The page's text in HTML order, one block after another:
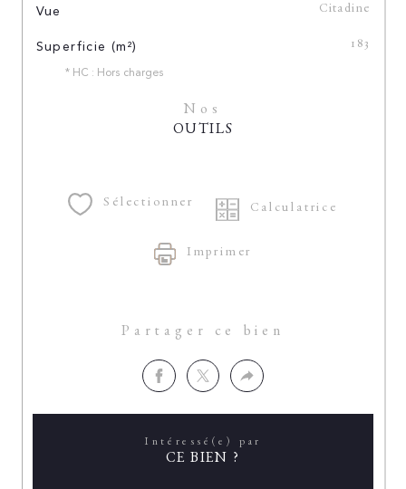
Vue Citadine
Superficie (m²) 183
* HC : Hors charges
Nos
OUTILS
Sélectionner Calculatrice
Imprimer
Partager ce bien
Intéressé(e) par
CE BIEN ?